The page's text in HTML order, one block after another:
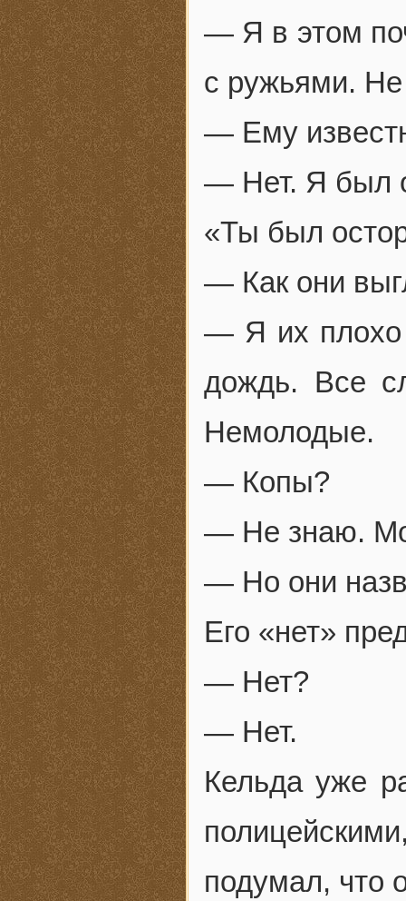
— Я в этом
с ружьями.
— Ему
— Нет. Я был
«Ты был
— Как они
— Я их плохо
дождь. Все
Немолодые.
— Копы?
— Не знаю.
— Но они
Его «нет»
— Нет?
— Нет.
Кельда уже
подумал, что